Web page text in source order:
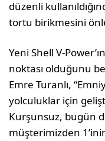
düzenli
tortu birikmesini
Yeni Shell V-
noktası olduğunu
Emre Turanlı,
yolculuklar için
Kurşunsuz, bugün
müşterimizden